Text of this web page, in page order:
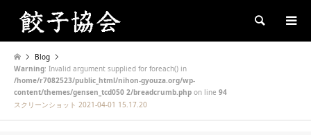
Search
Blog
Warning: Invalid argument supplied for foreach() in
/home/r7082523/public_html/nihon-gyouza.org/wp-
content/themes/gensen_tcd050 2/breadcrumb.php on line 94
スクリーンショット 2021-04-01 15.17.20